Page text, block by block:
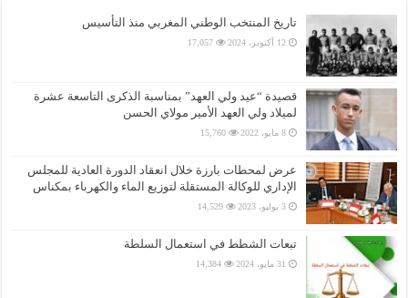
تاريخ المنتخب الوطني المغربي منذ التأسيس
12 أكتوبر، 2024 17,057
قصيدة “عيد ولي العهد” بمناسبة الذكرى التاسعة عشرة
لميلاد ولي العهد الأمير مولاي الحسن
8 مايو، 2022 15,760
عرض لمحطات بارزة خلال انعقاد الدورة العادية للمجلس
الإداري للوكالة المستقلة لتوزيع الماء والكهرباء بمكناس
3 يوليو، 2023 14,529
تبعات الشطط في استعمال السلطة
31 مايو، 2024 14,384